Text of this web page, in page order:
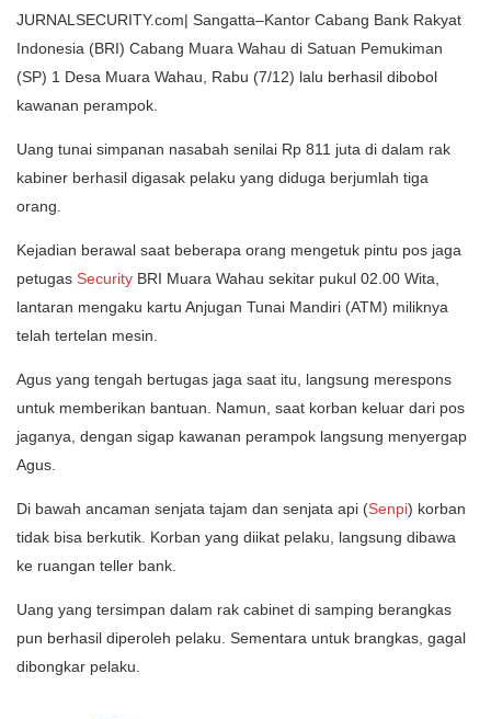
JURNALSECURITY.com| Sangatta–Kantor Cabang Bank Rakyat
Indonesia (BRI) Cabang Muara Wahau di Satuan Pemukiman
(SP) 1 Desa Muara Wahau, Rabu (7/12) lalu berhasil dibobol
kawanan perampok.
Uang tunai simpanan nasabah senilai Rp 811 juta di dalam rak
kabiner berhasil digasak pelaku yang diduga berjumlah tiga
orang.
Kejadian berawal saat beberapa orang mengetuk pintu pos jaga
petugas Security BRI Muara Wahau sekitar pukul 02.00 Wita,
lantaran mengaku kartu Anjugan Tunai Mandiri (ATM) miliknya
telah tertelan mesin.
Agus yang tengah bertugas jaga saat itu, langsung merespons
untuk memberikan bantuan. Namun, saat korban keluar dari pos
jaganya, dengan sigap kawanan perampok langsung menyergap
Agus.
Di bawah ancaman senjata tajam dan senjata api (Senpi) korban
tidak bisa berkutik. Korban yang diikat pelaku, langsung dibawa
ke ruangan teller bank.
Uang yang tersimpan dalam rak cabinet di samping berangkas
pun berhasil diperoleh pelaku. Sementara untuk brangkas, gagal
dibongkar pelaku.